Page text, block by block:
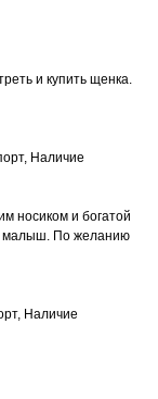
и купить щенка.
Наличие
носиком и богатой
малыш. По желанию
Наличие